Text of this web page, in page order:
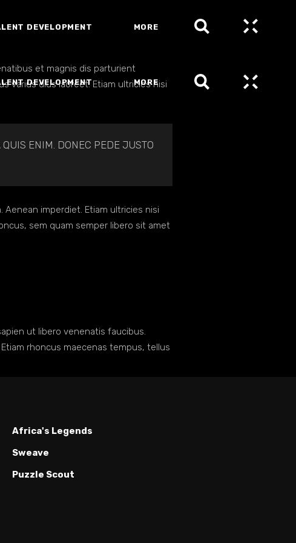
DEVELOPMENT MORE
DEVELOPMENT MORE
et magnis dis parturient
varius dius laoreet. Etiam ultricies nisi
ENIM. DONEC PEDE JUSTO
imperdiet. Etiam ultricies nisi
sem quam semper libero sit amet
ut libero venenatis faucibus.
rhoncus maecenas tempus, tellus
Africa's Legends
Sweave
Puzzle Scout